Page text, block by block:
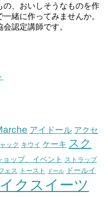
、おいしそうなものを作
緒に作ってみませんか。
認定講師です。
アイドール アクセ
ック キウイ ケーキ スク
ップ、イベント ストラップ
ェス トースト ドール ドールイ
クスイーツ